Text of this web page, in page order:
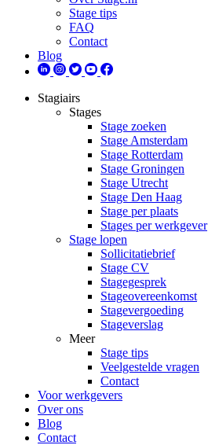
Stage tips
FAQ
Contact
Blog
Stagiairs
Stages
Stage zoeken
Stage Amsterdam
Stage Rotterdam
Stage Groningen
Stage Utrecht
Stage Den Haag
Stage per plaats
Stages per werkgever
Stage lopen
Sollicitatiebrief
Stage CV
Stagegesprek
Stageovereenkomst
Stagevergoeding
Stageverslag
Meer
Stage tips
Veelgestelde vragen
Contact
Voor werkgevers
Over ons
Blog
Contact